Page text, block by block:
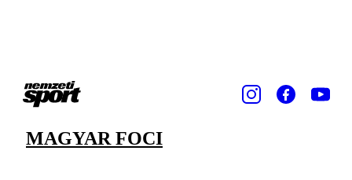
MAGYAR FOCI